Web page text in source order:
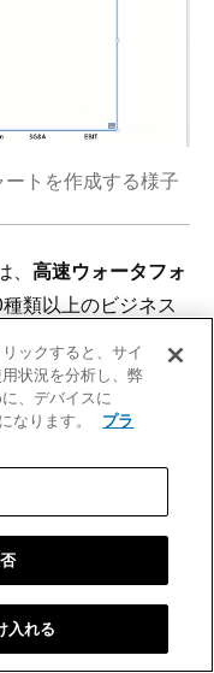
トを作成する様子
、 高速ウォータフォ
類以上のビジネス
供
工程フロー図のレイ
、think-cellで作成
ンスを使えば編集
！
間無料で使用でき
是非無料トライア
始める
ックすると、サイ
状況を分析し、弊
、デバイスに
なります。
プラ
入れる